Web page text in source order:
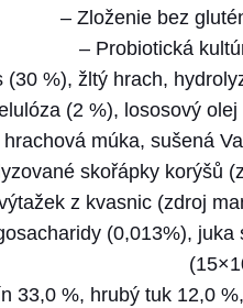
V
e
t
e
r
i
n
a
y
– Zloženie bez
– Probiotická
(30 %), žltý hrach,
(2 %), lososový
múka, sušená
skořápky korýšů
z kvasnic (zdroj
(0,013%),
33,0 %, hrubý tuk 12,0